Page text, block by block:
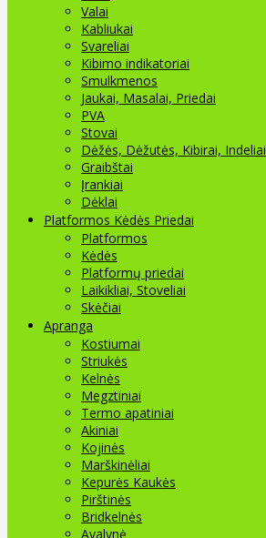
Valai
Kabliukai
Svareliai
Kibimo indikatoriai
Smulkmenos
Jaukai, Masalai, Priedai
PVA
Stovai
Dėžės, Dėžutės, Kibirai, Indeliai
Graibštai
Įrankiai
Dėklai
Platformos Kėdės Priedai
Platformos
Kėdės
Platformų priedai
Laikikliai, Stoveliai
Skėčiai
Apranga
Kostiumai
Striukės
Kelnės
Megztiniai
Termo apatiniai
Akiniai
Kojinės
Marškinėliai
Kepurės Kaukės
Pirštinės
Bridkelnės
Avalynė